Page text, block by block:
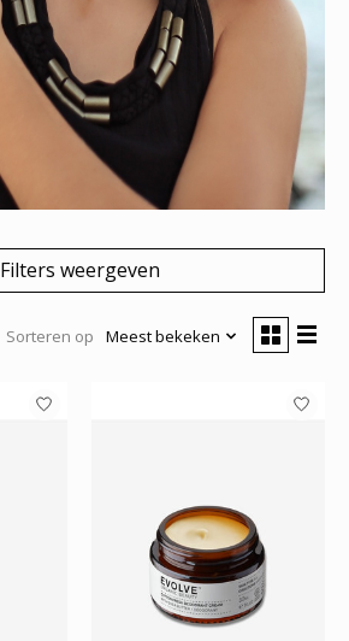
Filters weergeven
Sorteren op Meest bekeken